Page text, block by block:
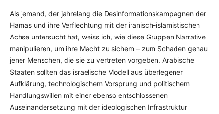
Als jemand, der jahrelang die Desinformationskampagnen der
Hamas und ihre Verflechtung mit der iranisch-islamistischen
Achse untersucht hat, weiss ich, wie diese Gruppen Narrative
manipulieren, um ihre Macht zu sichern – zum Schaden genau
jener Menschen, die sie zu vertreten vorgeben. Arabische
Staaten sollten das israelische Modell aus überlegener
Aufklärung, technologischem Vorsprung und politischem
Handlungswillen mit einer ebenso entschlossenen
Auseinandersetzung mit der ideologischen Infrastruktur